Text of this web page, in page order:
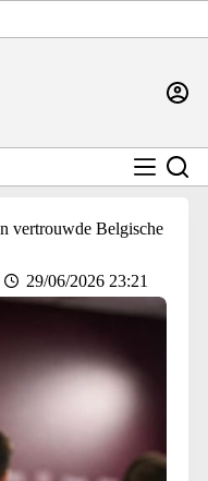
vertrouwde Belgische
29/06/2026 23:21